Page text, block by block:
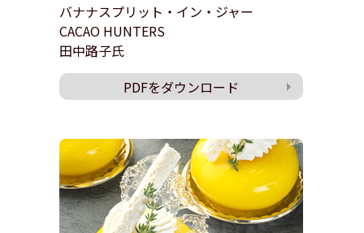
バナナスプリット・イン・ジャー
CACAO HUNTERS
田中路子氏
PDFをダウンロード